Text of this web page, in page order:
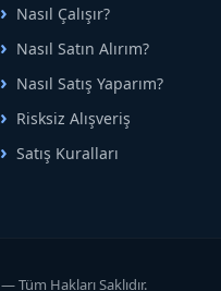
Nasıl Çalışır?
Nasıl Satın Alırım?
Nasıl Satış Yaparım?
Risksiz Alışveriş
Satış Kuralları
— Tüm Hakları Saklıdır.